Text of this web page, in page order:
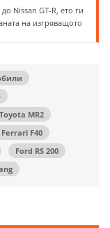
Nissan GT-R, ето ги
на изгряващото
Toyota MR2
Ferrari F40
Ford RS 200